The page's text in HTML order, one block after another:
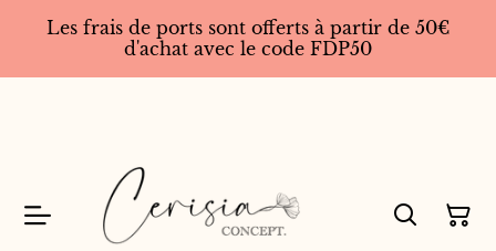
Les frais de ports sont offerts à partir de 50€
d'achat avec le code FDP50